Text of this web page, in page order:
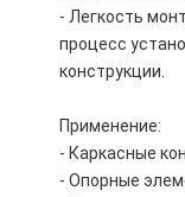
- Легкость
процесс
конструкции.
Применение:
- Каркасные
- Опорные